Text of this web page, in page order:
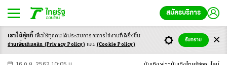
สมัครบริการ
-ก ก ก+
เราใช้คุ้กกี้ เพื่อให้ทุกคนได้ประสบการณ์การใช้งานที่ดียิ่งขึ้น
อ่านเพิ่มเติมคลิก (Privacy Policy) และ (Cookie Policy)
รับทราบ